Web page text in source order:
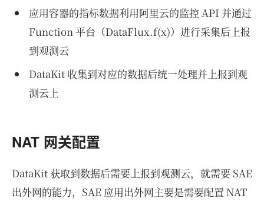
应用容器的指标数据利用阿里云的监控 API 并通过
Function 平台（DataFlux.f(x)）进行采集后上报
到观测云
DataKit 收集到对应的数据后统一处理并上报到观
测云上
NAT 网关配置
DataKit 获取到数据后需要上报到观测云，就需要 SAE
出外网的能力，SAE 应用出外网主要是需要配置 NAT